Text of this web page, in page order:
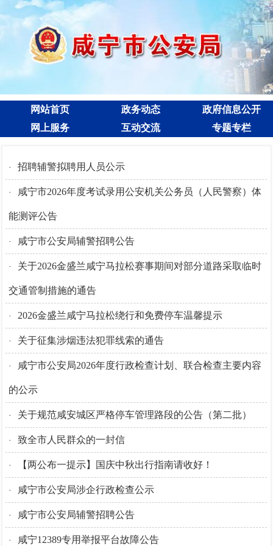
网站首页 政务动态
政府信息公开
网上服务
互动交流 专题专栏
· 招聘辅警拟聘用人员公示
· 咸宁市2026年度考试录用公安机关公务员（人民警察）体
能测评公告
· 咸宁市公安局辅警招聘公告
· 关于2026金盛兰咸宁马拉松赛事期间对部分道路采取临时
交通管制措施的通告
· 2026金盛兰咸宁马拉松绕行和免费停车温馨提示
· 关于征集涉烟违法犯罪线索的通告
· 咸宁市公安局2026年度行政检查计划、联合检查主要内容
的公示
· 关于规范咸安城区严格停车管理路段的公告（第二批）
· 致全市人民群众的一封信‌
· 【两公布一提示】国庆中秋出行指南请收好！
· 咸宁市公安局涉企行政检查公示
· 咸宁市公安局辅警招聘公告
· 咸宁12389专用举报平台故障公告